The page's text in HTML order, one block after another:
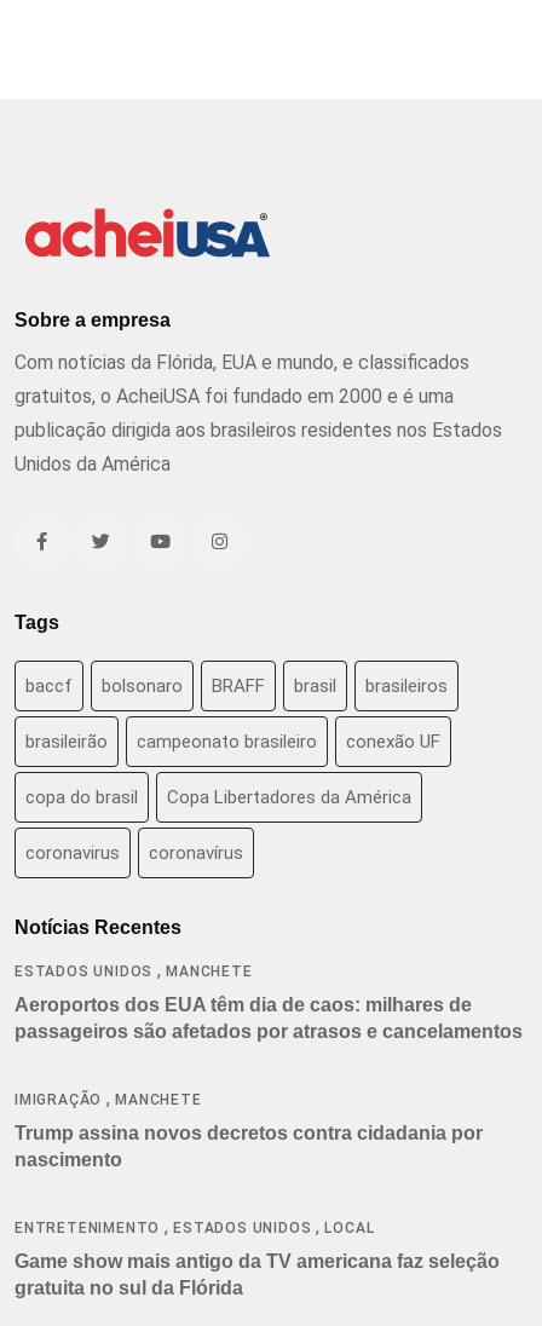
Sobre a empresa
Com notícias da Flórida, EUA e mundo, e classificados
gratuitos, o AcheiUSA foi fundado em 2000 e é uma
publicação dirigida aos brasileiros residentes nos Estados
Unidos da América
Tags
baccf bolsonaro BRAFF brasil brasileiros
brasileirão campeonato brasileiro conexão UF
copa do brasil Copa Libertadores da América
coronavirus coronavírus
Notícias Recentes
ESTADOS UNIDOS ,MANCHETE
Aeroportos dos EUA têm dia de caos: milhares de
passageiros são afetados por atrasos e cancelamentos
IMIGRAÇÃO ,MANCHETE
Trump assina novos decretos contra cidadania por
nascimento
ENTRETENIMENTO ,ESTADOS UNIDOS ,LOCAL
Game show mais antigo da TV americana faz seleção
gratuita no sul da Flórida